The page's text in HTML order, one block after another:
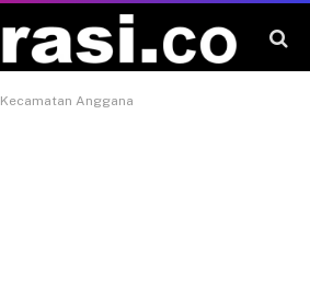
Kecamatan Anggana